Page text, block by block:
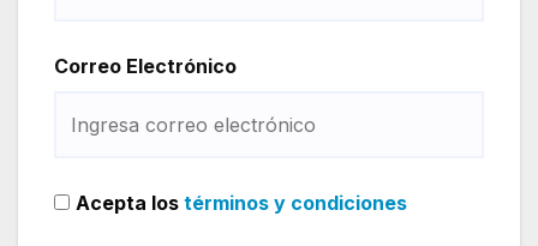
Correo Electrónico
Acepta los términos y condiciones